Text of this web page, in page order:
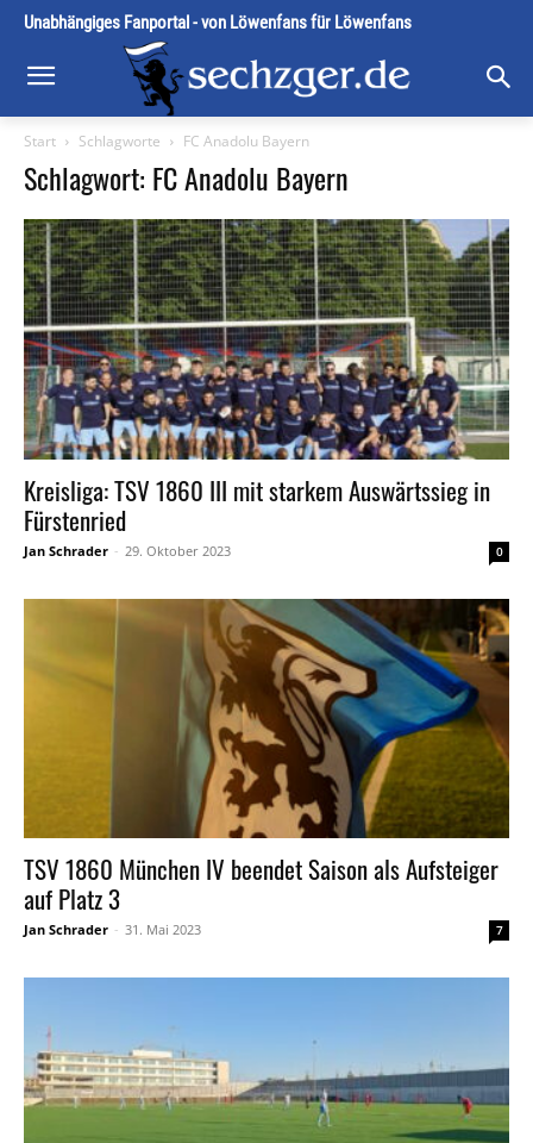
Unabhängiges Fanportal - von Löwenfans für Löwenfans
Start Schlagworte FC Anadolu Bayern
Schlagwort: FC Anadolu Bayern
Kreisliga: TSV 1860 III mit starkem Auswärtssieg in
Fürstenried
Jan Schrader - 29. Oktober 2023 0
TSV 1860 München IV beendet Saison als Aufsteiger
auf Platz 3
Jan Schrader - 31. Mai 2023 7